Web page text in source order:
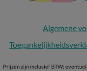
Algemene
Prijzen zijn inclusief BTW;